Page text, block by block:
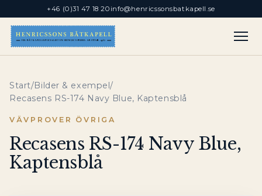
+46 (0)31 47 18 20 info@henricssonsbatkapell.se
Start/Bilder & exempel/
Recasens RS-174 Navy Blue, Kaptensblå
VÄVPROVER ÖVRIGA
Recasens RS-174 Navy Blue,
Kaptensblå